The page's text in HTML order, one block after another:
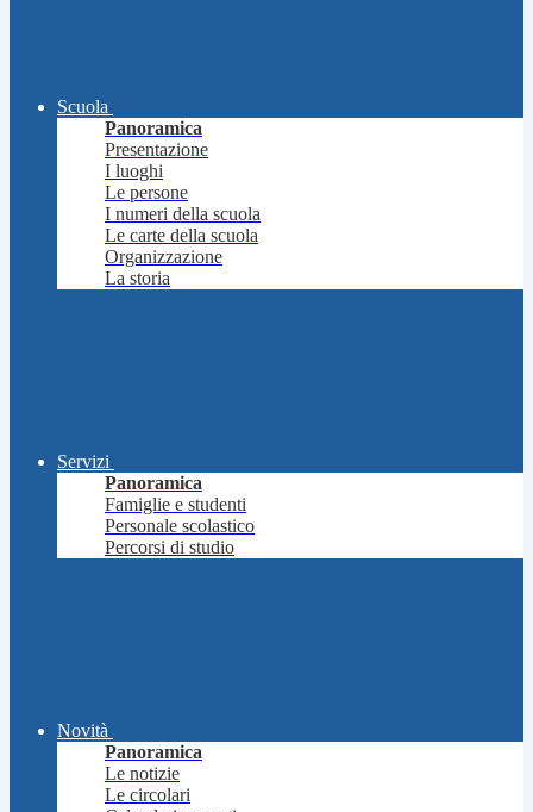
Scuola
Panoramica
Presentazione
I luoghi
Le persone
I numeri della scuola
Le carte della scuola
Organizzazione
La storia
Servizi
Panoramica
Famiglie e studenti
Personale scolastico
Percorsi di studio
Novità
Panoramica
Le notizie
Le circolari